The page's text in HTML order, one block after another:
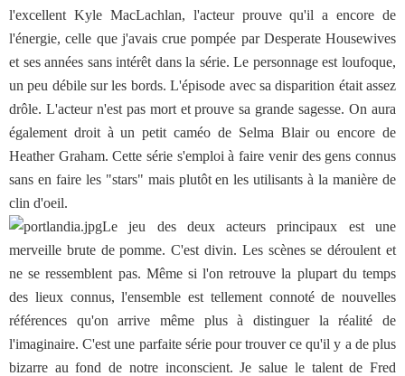
l'excellent Kyle MacLachlan, l'acteur prouve qu'il a encore de
l'énergie, celle que j'avais crue pompée par Desperate Housewives
et ses années sans intérêt dans la série. Le personnage est loufoque,
un peu débile sur les bords. L'épisode avec sa disparition était assez
drôle. L'acteur n'est pas mort et prouve sa grande sagesse. On aura
également droit à un petit caméo de Selma Blair ou encore de
Heather Graham. Cette série s'emploi à faire venir des gens connus
sans en faire les "stars" mais plutôt en les utilisants à la manière de
clin d'oeil.
Le jeu des deux acteurs principaux est une
merveille brute de pomme. C'est divin. Les scènes se déroulent et
ne se ressemblent pas. Même si l'on retrouve la plupart du temps
des lieux connus, l'ensemble est tellement connoté de nouvelles
références qu'on arrive même plus à distinguer la réalité de
l'imaginaire. C'est une parfaite série pour trouver ce qu'il y a de plus
bizarre au fond de notre inconscient. Je salue le talent de Fred